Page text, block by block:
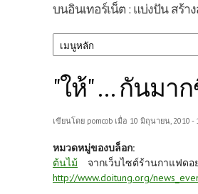
บนอินเทอร์เน็ต : แบ่งปัน สร้า
"ให้" ... กันมา
เขียนโดย pomcob เมื่อ 10 มิถุนายน, 2010 -
หมวดหมู่ของบล็อก:
ต้นไม้
จากเว็บไซต์ร้านกาแฟดอ
http://www.doitung.org/